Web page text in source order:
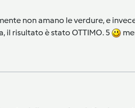
non amano le verdure, e
il risultato è stato OTTIMO. 5